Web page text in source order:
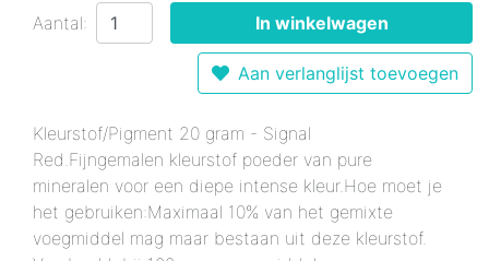
Aantal: In winkelwagen
Aan verlanglijst toevoegen
Kleurstof/Pigment 20 gram - Signal
Red.Fijngemalen kleurstof poeder van pure
mineralen voor een diepe intense kleur.Hoe moet je
het gebruiken:Maximaal 10% van het gemixte
voegmiddel mag maar bestaan uit deze kleurstof.